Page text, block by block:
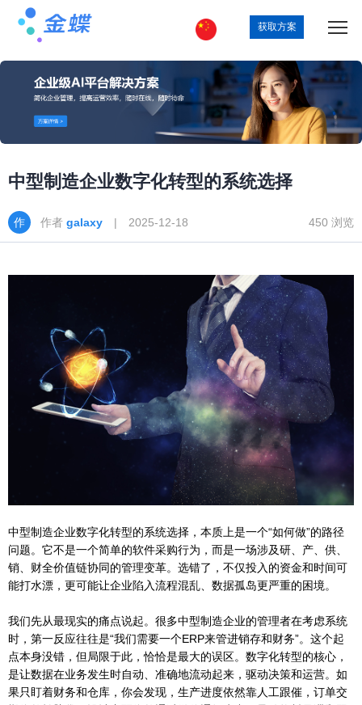
获取方案
中型制造企业数字化转型的系统选择
作者 galaxy | 2025-12-18 450 浏览
中型制造企业数字化转型的系统选择，本质上是一个“如何做”的路径
问题。它不是一个简单的软件采购行为，而是一场涉及研、产、供、
销、财全价值链协同的管理变革。选错了，不仅投入的资金和时间可
能打水漂，更可能让企业陷入流程混乱、数据孤岛更严重的困境。
我们先从最现实的痛点说起。很多中型制造企业的管理者在考虑系统
时，第一反应往往是“我们需要一个ERP来管进销存和财务”。这个起
点本身没错，但局限于此，恰恰是最大的误区。数字化转型的核心，
是让数据在业务发生时自动、准确地流动起来，驱动决策和运营。如
果只盯着财务和仓库，你会发现，生产进度依然靠人工跟催，订单交